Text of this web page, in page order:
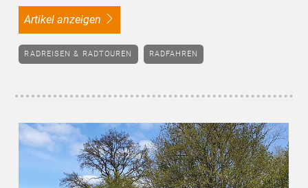
Artikel anzeigen
RADREISEN & RADTOUREN RADFAHREN